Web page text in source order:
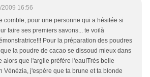
2009 16:56
comble, pour une personne qui a hésitée si
faire ses premiers savons... te voilà
Pour la préparation des poudres
la poudre de cacao se dissoud mieux dans
alors que l'argile préfère l'eau!Très belle
Vénézia, j'espère que ta brune et ta blonde